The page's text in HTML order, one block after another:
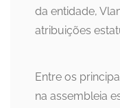
da entidade,
atribuições
Entre os
na assembleia